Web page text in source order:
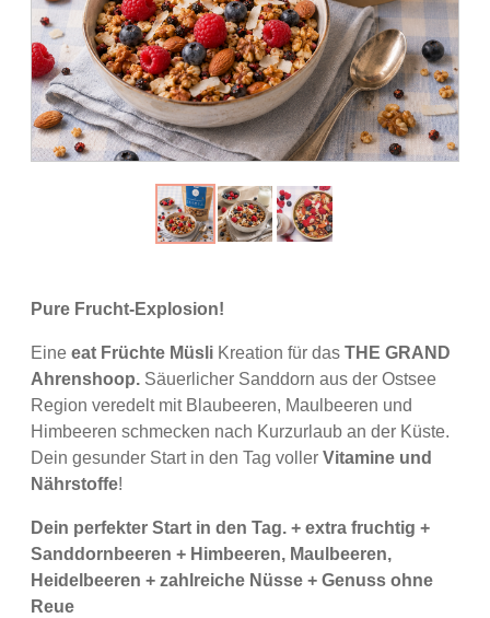
Pure Frucht-Explosion!
Eine eat Früchte Müsli Kreation für das THE GRAND
Ahrenshoop. Säuerlicher Sanddorn aus der Ostsee
Region veredelt mit Blaubeeren, Maulbeeren und
Himbeeren schmecken nach Kurzurlaub an der Küste.
Dein gesunder Start in den Tag voller Vitamine und
Nährstoffe!
Dein perfekter Start in den Tag. + extra fruchtig +
Sanddornbeeren + Himbeeren, Maulbeeren,
Heidelbeeren + zahlreiche Nüsse + Genuss ohne
Reue